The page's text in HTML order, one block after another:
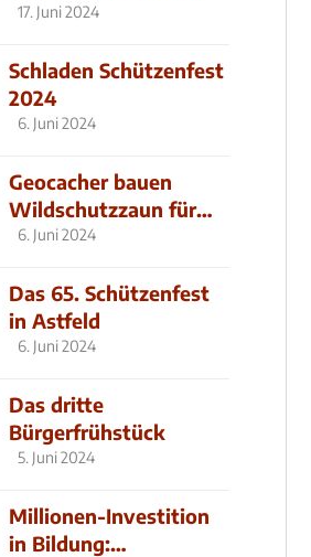
17. Juni 2024
Schladen Schützenfest
2024
6. Juni 2024
Geocacher bauen
Wildschutzzaun für
den MachMit! Wald
6. Juni 2024
Das 65. Schützenfest
in Astfeld
6. Juni 2024
Das dritte
Bürgerfrühstück
5. Juni 2024
Millionen-Investition
in Bildung: